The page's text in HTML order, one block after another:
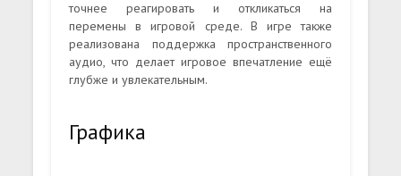
точнее реагировать и откликаться на
перемены в игровой среде. В игре также
реализована поддержка пространственного
аудио, что делает игровое впечатление ещё
глубже и увлекательным.
Графика